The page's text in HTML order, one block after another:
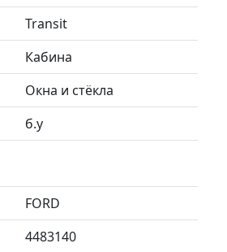
Transit
Кабина
Окна и стёкла
б.у
FORD
4483140